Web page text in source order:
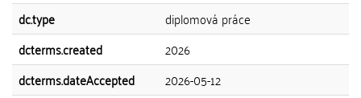
dc.type
diplomová práce
dcterms.created
2026
dcterms.dateAccepted
2026-05-12